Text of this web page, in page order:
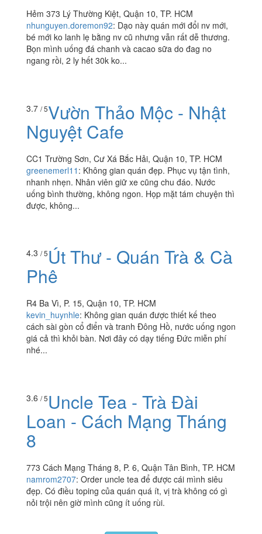
Hẻm 373 Lý Thường Kiệt, Quận 10, TP. HCM
nhunguyen.doremon92: Dạo này quán mới đổi nv mới,
bé mới ko lanh lẹ bằng nv cũ nhưng vẫn rất dễ thương.
Bọn mình uống đá chanh và cacao sữa do đag no
ngang rồi, 2 ly hết 30k ko...
3.7 / 5Vườn Thảo Mộc - Nhật
Nguyệt Cafe
CC1 Trường Sơn, Cư Xá Bắc Hải, Quận 10, TP. HCM
greenemerl11 : Không gian quán đẹp. Phục vụ tận tình,
nhanh nhẹn. Nhân viên giữ xe cũng chu đáo. Nước
uống bình thường, không ngon. Họp mặt tám chuyện thì
được, không...
4.3 / 5Út Thư - Quán Trà & Cà
Phê
R4 Ba Vì, P. 15, Quận 10, TP. HCM
kevin_huynhle: Không gian quán được thiết kế theo
cách sài gòn cổ điển và tranh Đông Hồ, nước uống ngon
giá cả thì khỏi bàn. Nơi đây có dạy tiếng Đức miễn phí
nhé...
3.6 / 5Uncle Tea - Trà Đài
Loan - Cách Mạng Tháng
8
773 Cách Mạng Tháng 8, P. 6, Quận Tân Bình, TP. HCM
namrom2707: Order uncle tea để được cái mình siêu
đẹp. Có điều toping của quán quá ít, vị trà không có gì
nỏi trội nên giờ mình cũng ít uống rùi.